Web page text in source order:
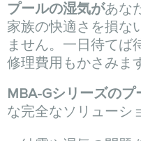
プールの湿気があな
家族の快適さを損な
ません。一日待てば
修理費用もかさみま
MBA-Gシリーズのプ
な完全なソリューシ